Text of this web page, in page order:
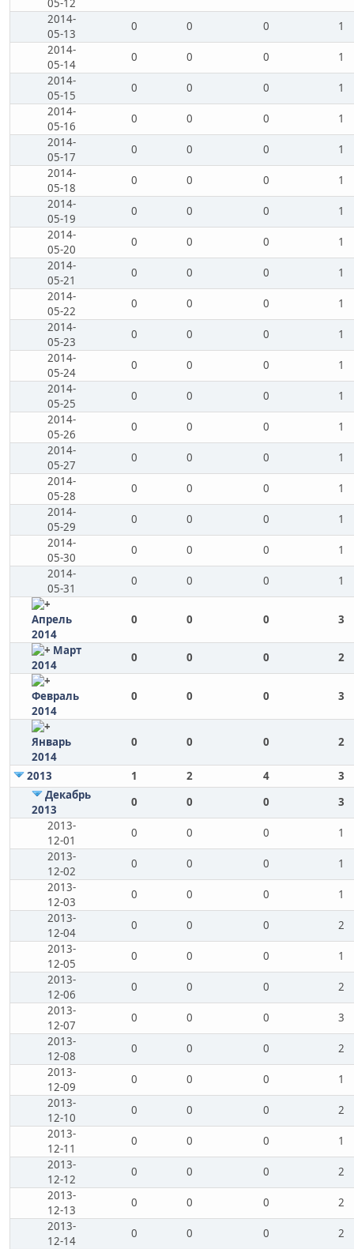
05-12
2014-
05-13
0 0 0
1
2014-
05-14
0 0 0
1
2014-
05-15
0 0 0
1
2014-
05-16
0 0 0
1
2014-
05-17
0 0 0
1
2014-
05-18
0 0 0
1
2014-
05-19
0 0 0
1
2014-
05-20
0 0 0
1
2014-
05-21
0 0 0
1
2014-
05-22
0 0 0
1
2014-
05-23
0 0 0
1
2014-
05-24
0 0 0
1
2014-
05-25
0 0 0
1
2014-
05-26
0 0 0
1
2014-
05-27
0 0 0
1
2014-
05-28
0 0 0
1
2014-
05-29
0 0 0
1
2014-
05-30
0 0 0
1
2014-
05-31
0 0 0 1
Апрель
2014
0 0 0 3
Март
2014
0 0 0 2
Февраль
2014
0 0 0 3
Январь
2014
0 0 0 2
2013 1 2 4
3
Декабрь
2013
0 0 0
3
2013-
12-01
0 0 0
1
2013-
12-02
0 0 0
1
2013-
12-03
0 0 0
1
2013-
12-04
0 0 0
2
2013-
12-05
0 0 0
1
2013-
12-06
0 0 0
2
2013-
12-07
0 0 0
3
2013-
12-08
0 0 0
2
2013-
12-09
0 0 0
1
2013-
12-10
0 0 0
2
2013-
12-11
0 0 0
1
2013-
12-12
0 0 0
2
2013-
12-13
0 0 0
2
2013-
12-14
0 0 0
2